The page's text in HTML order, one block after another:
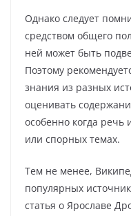
Однако следует
средством общего
ней может быть
Поэтому
знания из разных
оценивать
особенно когда речь
или спорных темах.
Тем не менее,
популярных
статья о Ярославе